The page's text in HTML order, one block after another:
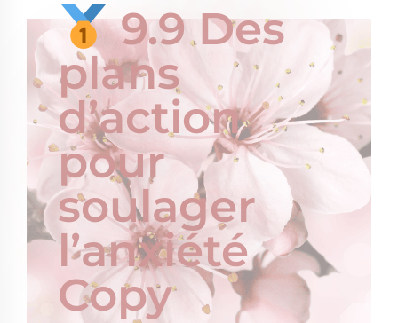
9.9 Des
plans
d’action
pour
soulager
l’anxiété
Copy